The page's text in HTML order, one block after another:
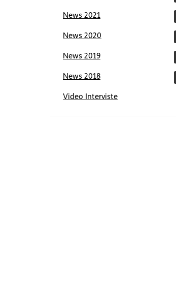
News 2021
News 2020
News 2019
News 2018
Video Interviste